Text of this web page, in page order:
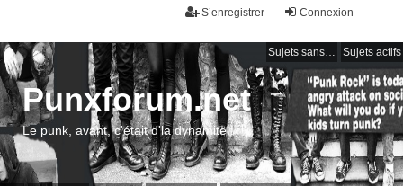
Connexion
S’enregistrer
Sujets sans réponse Sujets actifs
Punxforum.net
Le punk, avant, c'était d'la dynamite !